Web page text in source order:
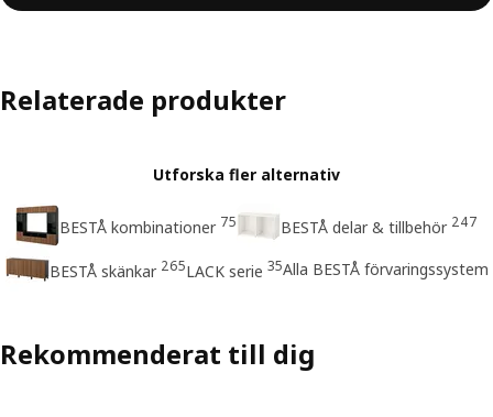
Relaterade produkter
Utforska fler alternativ
BESTÅ kombinationer 75 BESTÅ delar & tillbehör 247
BESTÅ skänkar 265LACK serie 35Alla BESTÅ förvaringssystem
Rekommenderat till dig